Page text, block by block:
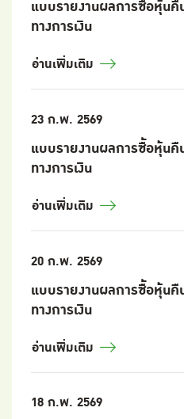
แบบรายงานผลการซื้อหุ้น
ทางการเงิน
อ่านเพิ่มเติม
23 ก.พ. 2569
แบบรายงานผลการซื้อหุ้น
ทางการเงิน
อ่านเพิ่มเติม
20 ก.พ. 2569
แบบรายงานผลการซื้อหุ้น
ทางการเงิน
อ่านเพิ่มเติม
18 ก.พ. 2569